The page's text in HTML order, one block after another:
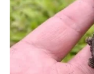
5
5